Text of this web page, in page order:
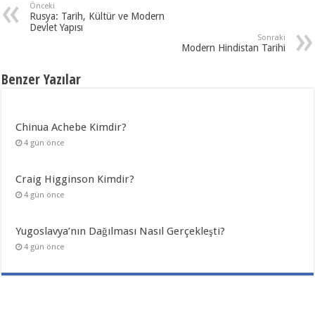
Önceki
Rusya: Tarih, Kültür ve Modern
Devlet Yapısı
Sonraki
Modern Hindistan Tarihi
Benzer Yazılar
Chinua Achebe Kimdir?
4 gün önce
Craig Higginson Kimdir?
4 gün önce
Yugoslavya’nın Dağılması Nasıl Gerçekleşti?
4 gün önce